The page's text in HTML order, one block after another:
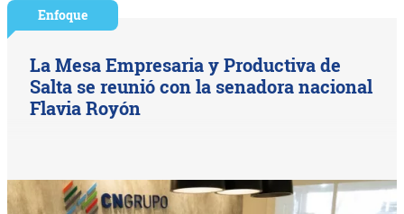
Enfoque
La Mesa Empresaria y Productiva de
Salta se reunió con la senadora nacional
Flavia Royón